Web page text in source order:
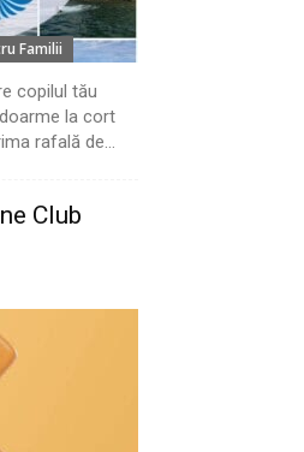
Familii
copilul tău
la cort
rafală de...
Club